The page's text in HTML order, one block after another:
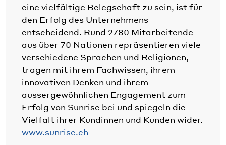
eine vielfältige Belegschaft zu sein, ist für
den Erfolg des Unternehmens
entscheidend. Rund 2780 Mitarbeitende
aus über 70 Nationen repräsentieren viele
verschiedene Sprachen und Religionen,
tragen mit ihrem Fachwissen, ihrem
innovativen Denken und ihrem
aussergewöhnlichen Engagement zum
Erfolg von Sunrise bei und spiegeln die
Vielfalt ihrer Kundinnen und Kunden wider.
www.sunrise.ch